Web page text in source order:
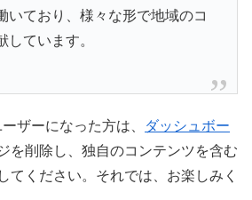
いており、様々な形で地域のコ
しています。
ザーになった方は、
ダッシュボー
を削除し、独自のコンテンツを含む
てください。それでは、お楽しみく